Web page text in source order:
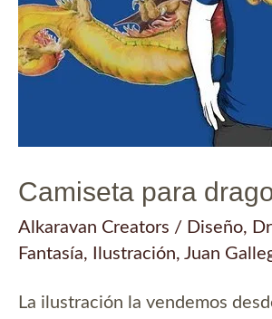
Camiseta para
Alkaravan Creators / Diseño,
Fantasía, Ilustración, Juan
La ilustración la vendemos